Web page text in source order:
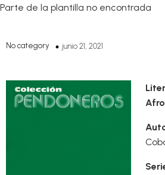
Parte de la plantilla no encontrada
No category junio 21, 2021